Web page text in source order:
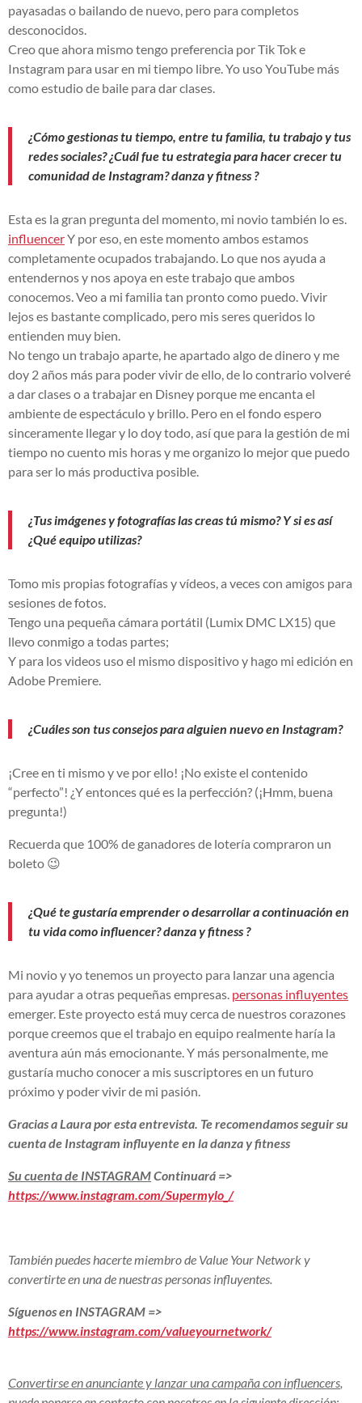
payasadas o bailando de nuevo, pero para completos
desconocidos.
Creo que ahora mismo tengo preferencia por Tik Tok e
Instagram para usar en mi tiempo libre. Yo uso YouTube más
como estudio de baile para dar clases.
¿Cómo gestionas tu tiempo, entre tu familia, tu trabajo y tus
redes sociales?¿Cuál fue tu estrategia para hacer crecer tu
comunidad de Instagram?danza y fitness ?
Esta es la gran pregunta del momento, mi novio también lo es.
influencerY por eso, en este momento ambos estamos
completamente ocupados trabajando. Lo que nos ayuda a
entendernos y nos apoya en este trabajo que ambos
conocemos. Veo a mi familia tan pronto como puedo. Vivir
lejos es bastante complicado, pero mis seres queridos lo
entienden muy bien.
No tengo un trabajo aparte, he apartado algo de dinero y me
doy 2 años más para poder vivir de ello, de lo contrario volveré
a dar clases o a trabajar en Disney porque me encanta el
ambiente de espectáculo y brillo. Pero en el fondo espero
sinceramente llegar y lo doy todo, así que para la gestión de mi
tiempo no cuento mis horas y me organizo lo mejor que puedo
para ser lo más productiva posible.
¿Tus imágenes y fotografías las creas tú mismo? Y si es así
¿Qué equipo utilizas?
Tomo mis propias fotografías y vídeos, a veces con amigos para
sesiones de fotos.
Tengo una pequeña cámara portátil (Lumix DMC LX15) que
llevo conmigo a todas partes;
Y para los videos uso el mismo dispositivo y hago mi edición en
Adobe Premiere.
¿Cuáles son tus consejos para alguien nuevo en Instagram?
¡Cree en ti mismo y ve por ello! ¡No existe el contenido
“perfecto”! ¿Y entonces qué es la perfección? (¡Hmm, buena
pregunta!)
Recuerda que 100% de ganadores de lotería compraron un
boleto 😉
¿Qué te gustaría emprender o desarrollar a continuación en
tu vida como influencer?danza y fitness ?
Mi novio y yo tenemos un proyecto para lanzar una agencia
para ayudar a otras pequeñas empresas. personas influyentes
emerger. Este proyecto está muy cerca de nuestros corazones
porque creemos que el trabajo en equipo realmente haría la
aventura aún más emocionante. Y más personalmente, me
gustaría mucho conocer a mis suscriptores en un futuro
próximo y poder vivir de mi pasión.
Gracias a Laura por esta entrevista. Te recomendamos seguir su
cuenta de Instagram influyente en ladanza y fitness
Su cuenta de INSTAGRAMContinuará =>
https://www.instagram.com/Supermylo_/
También puedes hacerte miembro de Value Your Network y
convertirte en una de nuestras personas influyentes.
Síguenos en INSTAGRAM =>
https://www.instagram.com/valueyournetwork/
Convertirse en anunciante y lanzar una campaña con influencers,